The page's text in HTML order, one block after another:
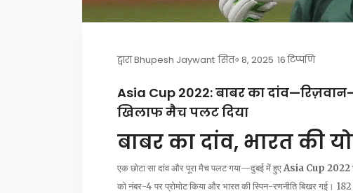
द्वाराBhupesh Jaywant सित॰ 8, 2025 16 टिप्पणि
Asia Cup 2022: बाबर का
खिलाफ मैच पलट दिया
बाबर का दांव, भारत की
एक छोटा सा दांव और पूरा मैच पलट गया—दुबई में हुएAsia Cup 2022
को नंबर-4 पर प्रोमोट किया और भारत की स्पिन-रणनीति बिखर गई।